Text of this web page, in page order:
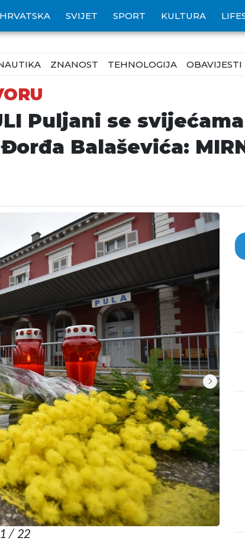
HRVATSKA SVIJET SPORT KULTURA
ZNANOST TEHNOLOGIJA OBAVIJESTI
Puljani se
Balaševića:
/ 22